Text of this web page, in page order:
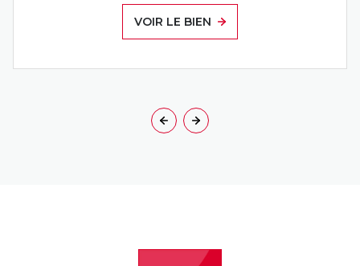
VOIR LE BIEN